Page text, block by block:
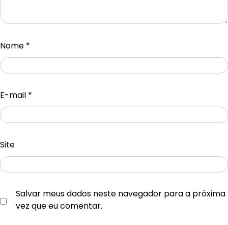
Nome *
E-mail *
Site
Salvar meus dados neste navegador para a próxima
vez que eu comentar.